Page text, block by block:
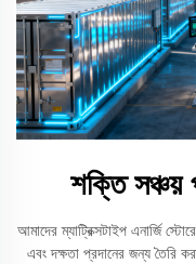
শক্তি সঞ্চয়
আমাদের ম্যাট্রিক্সটাইপ এনার্জি
এবং দক্ষতা প্রদানের জন্য তৈরি